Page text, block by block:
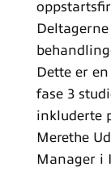
Dette er
fase 3
inkluderte
Merethe
Manager i